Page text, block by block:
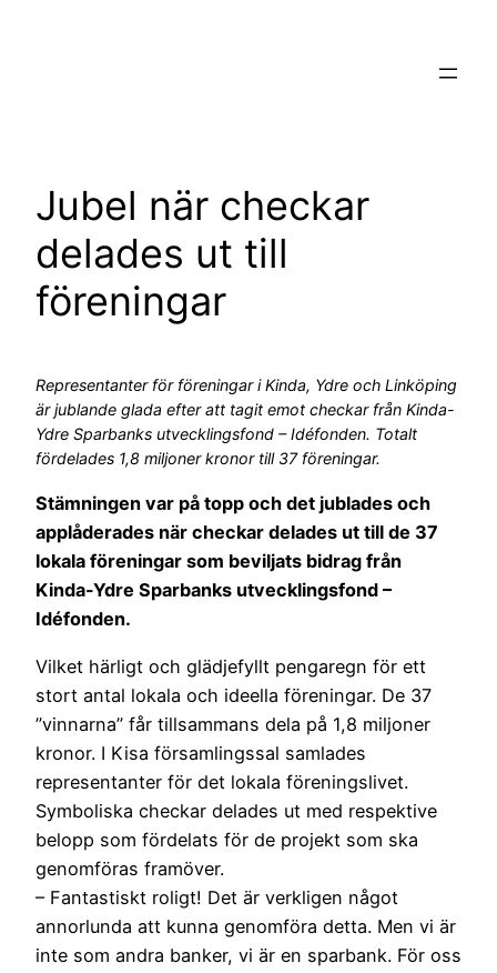
Jubel när checkar
delades ut till
föreningar
Representanter för föreningar i Kinda, Ydre och Linköping
är jublande glada efter att tagit emot checkar från Kinda-
Ydre Sparbanks utvecklingsfond – Idéfonden. Totalt
fördelades 1,8 miljoner kronor till 37 föreningar.
Stämningen var på topp och det jublades och
applåderades när checkar delades ut till de 37
lokala föreningar som beviljats bidrag från
Kinda-Ydre Sparbanks utvecklingsfond –
Idéfonden.
Vilket härligt och glädjefyllt pengaregn för ett
stort antal lokala och ideella föreningar. De 37
”vinnarna” får tillsammans dela på 1,8 miljoner
kronor. I Kisa församlingssal samlades
representanter för det lokala föreningslivet.
Symboliska checkar delades ut med respektive
belopp som fördelats för de projekt som ska
genomföras framöver.
– Fantastiskt roligt! Det är verkligen något
annorlunda att kunna genomföra detta. Men vi är
inte som andra banker, vi är en sparbank. För oss